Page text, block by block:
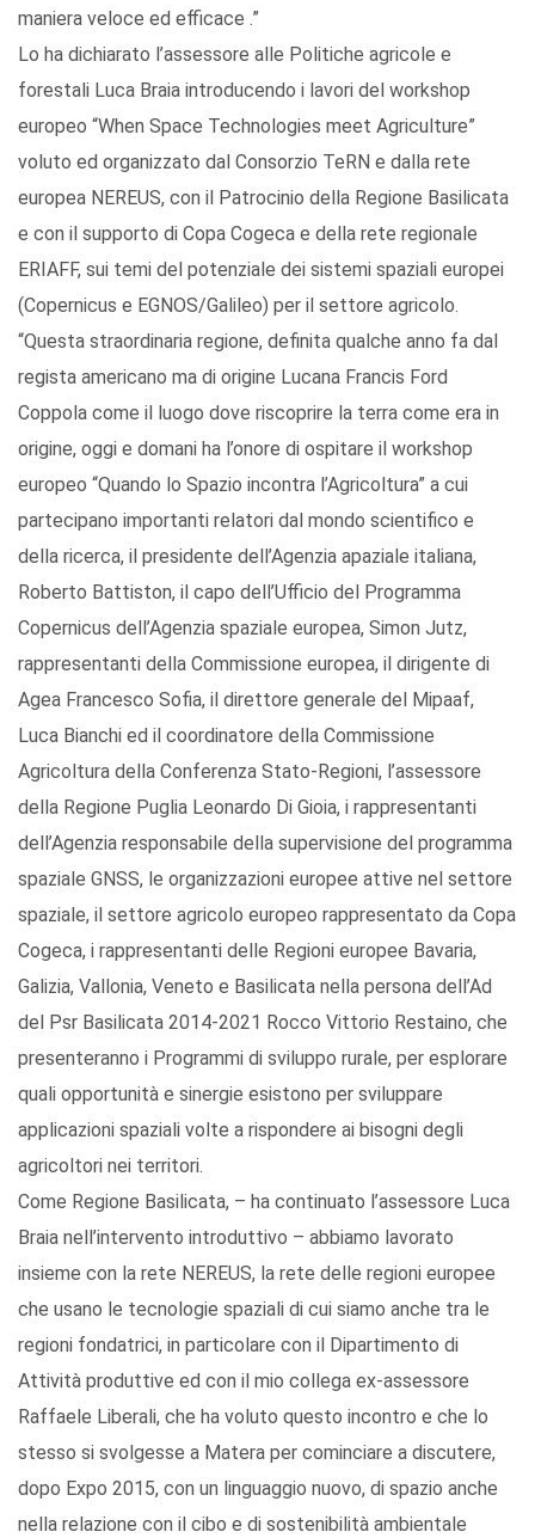
maniera veloce ed efficace .”
Lo ha dichiarato l’assessore alle Politiche agricole e
forestali Luca Braia introducendo i lavori del workshop
europeo “When Space Technologies meet Agriculture”
voluto ed organizzato dal Consorzio TeRN e dalla rete
europea NEREUS, con il Patrocinio della Regione Basilicata
e con il supporto di Copa Cogeca e della rete regionale
ERIAFF, sui temi del potenziale dei sistemi spaziali europei
(Copernicus e EGNOS/Galileo) per il settore agricolo.
“Questa straordinaria regione, definita qualche anno fa dal
regista americano ma di origine Lucana Francis Ford
Coppola come il luogo dove riscoprire la terra come era in
origine, oggi e domani ha l’onore di ospitare il workshop
europeo “Quando lo Spazio incontra l’Agricoltura” a cui
partecipano importanti relatori dal mondo scientifico e
della ricerca, il presidente dell’Agenzia apaziale italiana,
Roberto Battiston, il capo dell’Ufficio del Programma
Copernicus dell’Agenzia spaziale europea, Simon Jutz,
rappresentanti della Commissione europea, il dirigente di
Agea Francesco Sofia, il direttore generale del Mipaaf,
Luca Bianchi ed il coordinatore della Commissione
Agricoltura della Conferenza Stato-Regioni, l’assessore
della Regione Puglia Leonardo Di Gioia, i rappresentanti
dell’Agenzia responsabile della supervisione del programma
spaziale GNSS, le organizzazioni europee attive nel settore
spaziale, il settore agricolo europeo rappresentato da Copa
Cogeca, i rappresentanti delle Regioni europee Bavaria,
Galizia, Vallonia, Veneto e Basilicata nella persona dell’Ad
del Psr Basilicata 2014-2021 Rocco Vittorio Restaino, che
presenteranno i Programmi di sviluppo rurale, per esplorare
quali opportunità e sinergie esistono per sviluppare
applicazioni spaziali volte a rispondere ai bisogni degli
agricoltori nei territori.
Come Regione Basilicata, – ha continuato l’assessore Luca
Braia nell’intervento introduttivo – abbiamo lavorato
insieme con la rete NEREUS, la rete delle regioni europee
che usano le tecnologie spaziali di cui siamo anche tra le
regioni fondatrici, in particolare con il Dipartimento di
Attività produttive ed con il mio collega ex-assessore
Raffaele Liberali, che ha voluto questo incontro e che lo
stesso si svolgesse a Matera per cominciare a discutere,
dopo Expo 2015, con un linguaggio nuovo, di spazio anche
nella relazione con il cibo e di sostenibilità ambientale